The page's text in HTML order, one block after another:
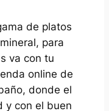
de platos
para
va con tu
online de
donde el
y con el buen